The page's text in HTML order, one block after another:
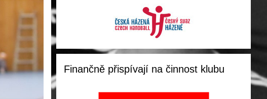
Finančně přispívají na činnost klubu